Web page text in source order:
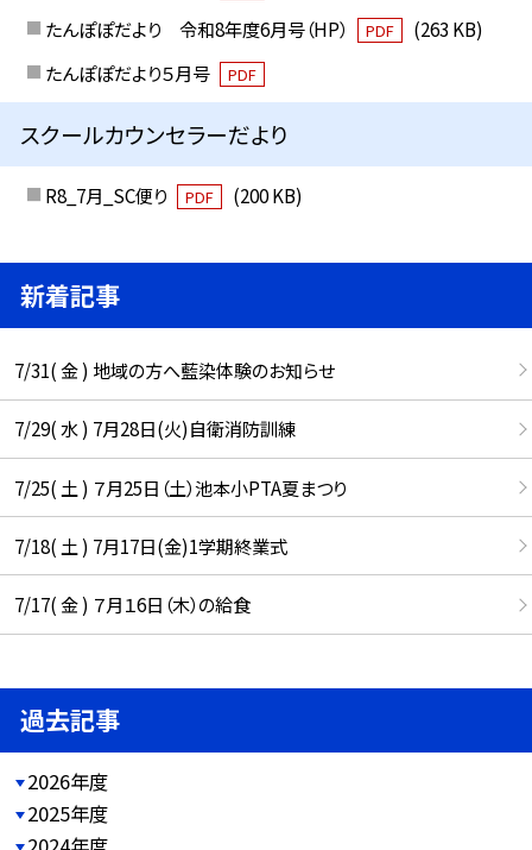
たんぽぽだより 令和8年度6月号（HP）
PDF
(263 KB)
たんぽぽだより５月号
PDF
スクールカウンセラーだより
R8_7月_SC便り PDF (200 KB)
新着記事
7/31( 金 ) 地域の方へ藍染体験のお知らせ
7/29( 水 ) 7月28日(火)自衛消防訓練
7/25( 土 ) ７月25日（土）池本小PTA夏まつり
7/18( 土 ) 7月17日(金)1学期終業式
7/17( 金 ) ７月１6日（木）の給食
過去記事
2026年度
2025年度